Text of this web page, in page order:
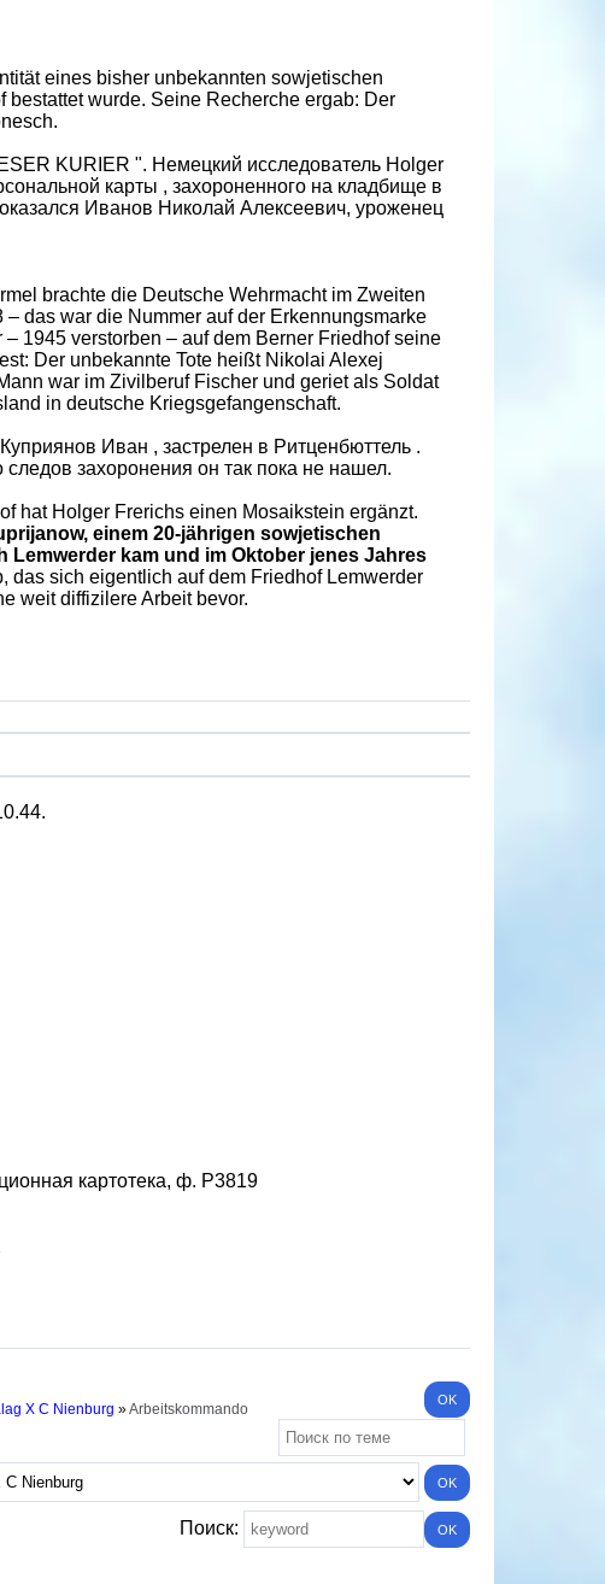
eines bisher unbekannten sowjetischen
wurde. Seine Recherche ergab: Der
KURIER ". Немецкий исследователь Holger
карты , захороненного на кладбище в
Иванов Николай Алексеевич, уроженец
brachte die Deutsche Wehrmacht im Zweiten
das war die Nummer auf der Erkennungsmarke
1945 verstorben – auf dem Berner Friedhof seine
Der unbekannte Tote heißt Nikolai Alexej
war im Zivilberuf Fischer und geriet als Soldat
in deutsche Kriegsgefangenschaft.
Иван , застрелен в Ритценбюттель .
захоронения он так пока не нашел.
hat Holger Frerichs einen Mosaikstein ergänzt.
einem 20-jährigen sowjetischen
Lemwerder kam und im Oktober jenes Jahres
das sich eigentlich auf dem Friedhof Lemwerder
weit diffizilere Arbeit bevor.
картотека, ф. Р3819
X C Nienburg »Arbeitskommando
Поиск: